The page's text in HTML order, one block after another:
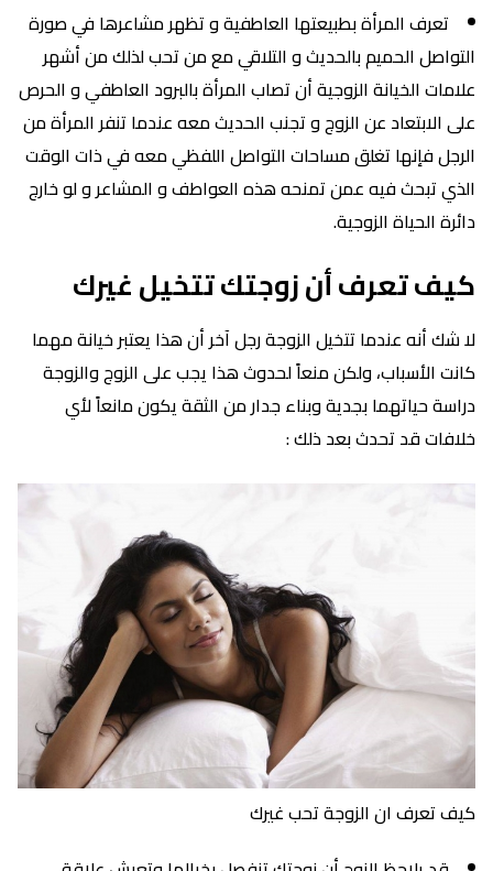
تعرف المرأة بطبيعتها العاطفية و تظهر مشاعرها في صورة
التواصل الحميم بالحديث و التلاقي مع من تحب لذلك من أشهر
علامات الخيانة الزوجية أن تصاب المرأة بالبرود العاطفي و الحرص
على الابتعاد عن الزوج و تجنب الحديث معه عندما تنفر المرأة من
الرجل فإنها تغلق مساحات التواصل اللفظي معه في ذات الوقت
الذي تبحث فيه عمن تمنحه هذه العواطف و المشاعر و لو خارج
دائرة الحياة الزوجية.
كيف تعرف أن زوجتك تتخيل غيرك
لا شك أنه عندما تتخيل الزوجة رجل آخر أن هذا يعتبر خيانة مهما
كانت الأسباب، ولكن منعاً لحدوث هذا يجب على الزوج والزوجة
دراسة حياتهما بجدية وبناء جدار من الثقة يكون مانعاً لأي
خلافات قد تحدث بعد ذلك :
كيف تعرف ان الزوجة تحب غيرك